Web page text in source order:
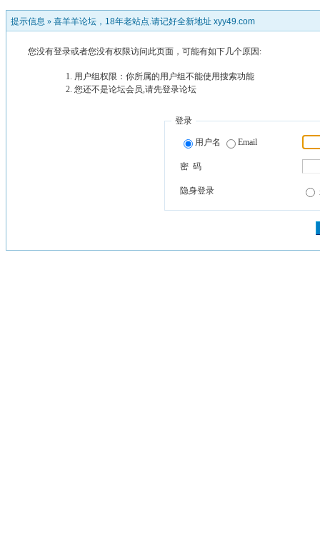
提示信息 » 喜羊羊论坛，18年老站点.请记好全新地址 xyy49.com
您没有登录或者您没有权限访问此页面，可能有如下几个原因:
用户组权限：你所属的用户组不能使用搜索功能
您还不是论坛会员,请先登录论坛
登录
用户名 Email
密 码
隐身登录